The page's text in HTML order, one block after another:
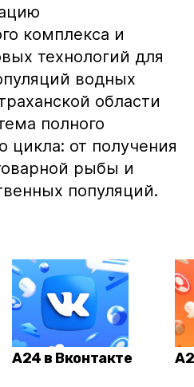
комплекса и
технологий для
водных
области
полного
цикла: от получения
рыбы и
популяций.
А24 в Вконтакте